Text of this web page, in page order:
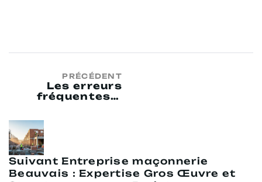
PRÉCÉDENT
Les erreurs
fréquentes à
entreprise de
Suivant Entreprise maçonnerie
Beauvais : Expertise Gros Œuvre et